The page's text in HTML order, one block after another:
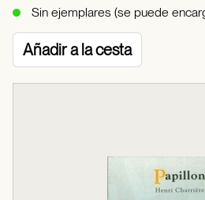
Sin ejemplares (se puede
Añadir a la cesta